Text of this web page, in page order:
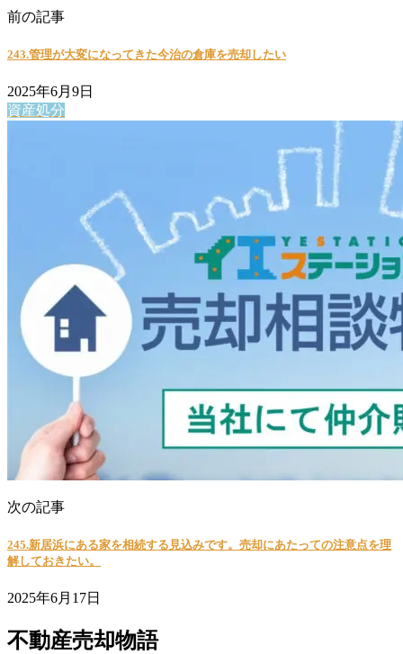
前の記事
243.管理が大変になってきた今治の倉庫を売却したい
2025年6月9日
資産処分
次の記事
245.新居浜にある家を相続する見込みです。売却にあたっての注意点を理
解しておきたい。
2025年6月17日
不動産売却物語